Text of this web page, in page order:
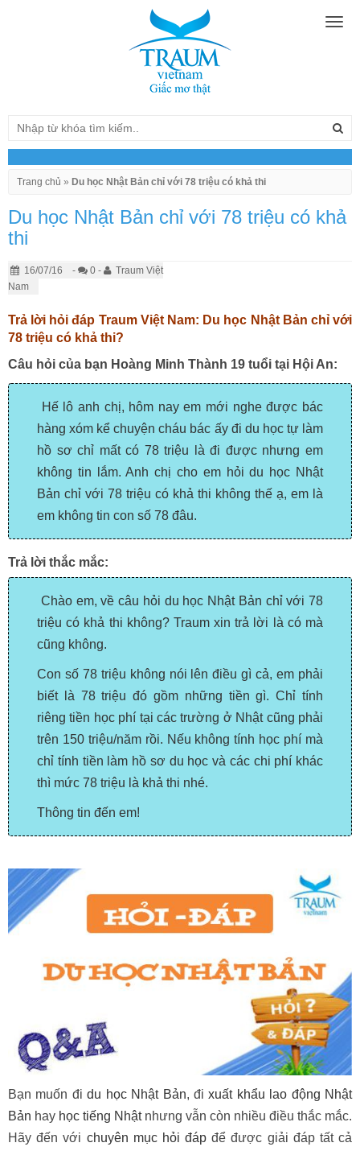
Trang chủ » Du học Nhật Bản chỉ với 78 triệu có khả thi
Du học Nhật Bản chỉ với 78 triệu có khả
thi
16/07/16 - 0 -
Traum Việt
Nam
Trả lời hỏi đáp Traum Việt Nam: Du học Nhật Bản chỉ với
78 triệu có khả thi?
Câu hỏi của bạn Hoàng Minh Thành 19 tuổi tại Hội An:
Hế lô anh chị, hôm nay em mới nghe được bác
hàng xóm kể chuyện cháu bác ấy đi du học tự làm
hồ sơ chỉ mất có 78 triệu là đi được nhưng em
không tin lắm. Anh chị cho em hỏi du học Nhật
Bản chỉ với 78 triệu có khả thi không thế ạ, em là
em không tin con số 78 đâu.
Trả lời thắc mắc:
Chào em, về câu hỏi du học Nhật Bản chỉ với 78
triệu có khả thi không? Traum xin trả lời là có mà
cũng không.
Con số 78 triệu không nói lên điều gì cả, em phải
biết là 78 triệu đó gồm những tiền gì. Chỉ tính
riêng tiền học phí tại các trường ở Nhật cũng phải
trên 150 triệu/năm rồi. Nếu không tính học phí mà
chỉ tính tiền làm hồ sơ du học và các chi phí khác
thì mức 78 triệu là khả thi nhé.
Thông tin đến em!
Bạn muốn đidu học Nhật Bản, đixuất khẩu lao động Nhật
Bản hay học tiếng Nhậtnhưng vẫn còn nhiều điều thắc mắc.
Hãy đến với chuyên mục hỏi đáp để được giải đáp tất cả